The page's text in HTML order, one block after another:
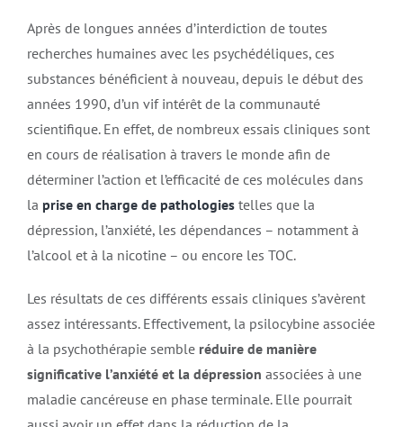
Après de longues années d’interdiction de toutes
recherches humaines avec les psychédéliques, ces
substances bénéficient à nouveau, depuis le début des
années 1990, d’un vif intérêt de la communauté
scientifique. En effet, de nombreux essais cliniques sont
en cours de réalisation à travers le monde afin de
déterminer l’action et l’efficacité de ces molécules dans
la prise en charge de pathologies telles que la
dépression, l’anxiété, les dépendances – notamment à
l’alcool et à la nicotine – ou encore les TOC.
Les résultats de ces différents essais cliniques s’avèrent
assez intéressants. Effectivement, la psilocybine associée
à la psychothérapie semble réduire de manière
significative l’anxiété et la dépression associées à une
maladie cancéreuse en phase terminale. Elle pourrait